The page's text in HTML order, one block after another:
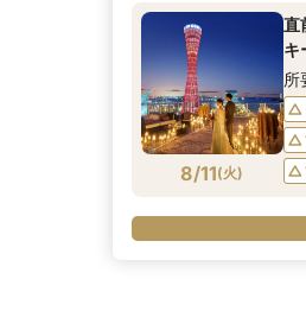
8/11(火)
直
キ
所